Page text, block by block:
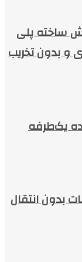
ساخته پلی
و بدون تخریب
جاده یک‌طرفه
بدون انتقال